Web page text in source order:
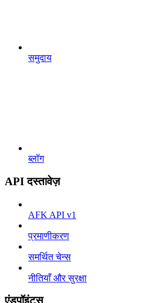
समुदाय
ब्लॉग
API दस्तावेज़
AFK API v1
प्रमाणीकरण
समर्थित चेन्स
नीतियाँ और सुरक्षा